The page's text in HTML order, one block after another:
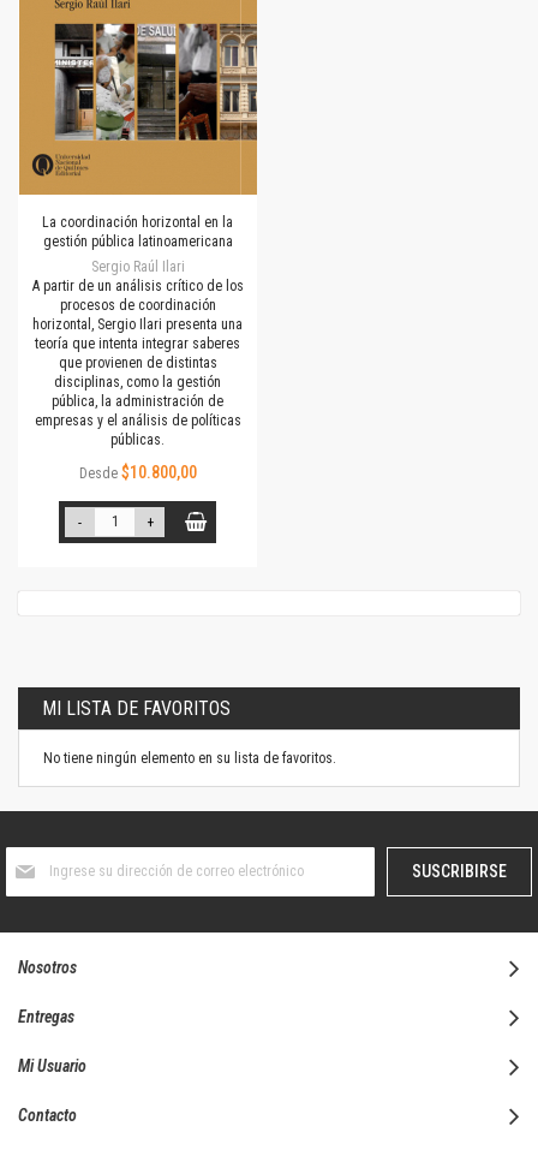
La coordinación horizontal en la
gestión pública latinoamericana
Sergio Raúl Ilari
A partir de un análisis crítico de los
procesos de coordinación
horizontal, Sergio Ilari presenta una
teoría que intenta integrar saberes
que provienen de distintas
disciplinas, como la gestión
pública, la administración de
empresas y el análisis de políticas
públicas.
Desde $10.800,00
- +
MI LISTA DE FAVORITOS
No tiene ningún elemento en su lista de favoritos.
boletín
SUSCRIBIRSE
Nosotros
Entregas
Mi Usuario
Contacto